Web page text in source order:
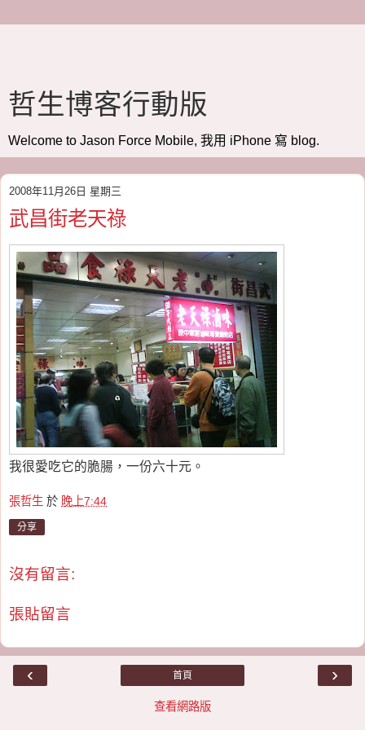
哲生博客行動版
Welcome to Jason Force Mobile, 我用 iPhone 寫 blog.
2008年11月26日 星期三
武昌街老天祿
我很愛吃它的脆腸，一份六十元。
張哲生 於 晚上7:44
分享
沒有留言:
張貼留言
‹ ›
首頁
查看網路版